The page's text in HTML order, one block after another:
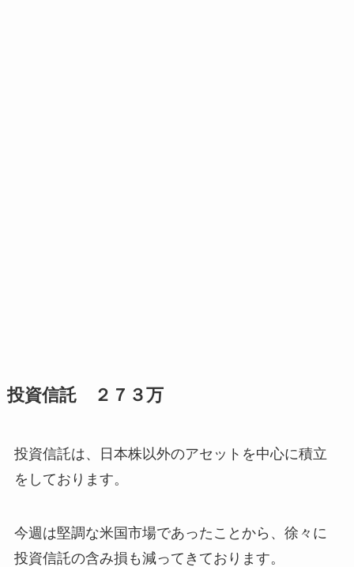
投資信託 ２７３万
投資信託は、日本株以外のアセットを中心に積立
をしております。
今週は堅調な米国市場であったことから、徐々に
投資信託の含み損も減ってきております。